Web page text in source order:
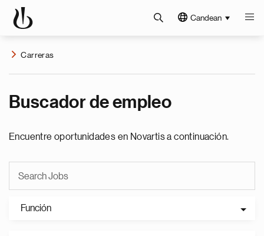
Candean
Carreras
Buscador de empleo
Encuentre oportunidades en Novartis a continuación.
Función